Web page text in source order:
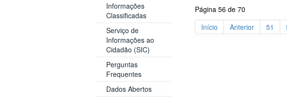
Informações
Classificadas
Serviço de
Informações ao
Cidadão (SIC)
Perguntas
Frequentes
Dados Abertos
Página 56 de 70
Início
Anterior 51